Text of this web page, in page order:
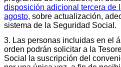
disposición adicional tercera de
agosto, sobre actualización,
sistema de la Seguridad Social.
3. Las personas incluidas en el
orden podrán solicitar a la
Social la suscripción del